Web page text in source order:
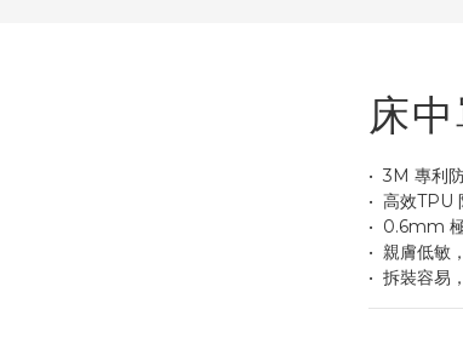
床
•  3M 專利
•  高效TPU
•  0.6mm
•  親膚低敏
•  拆裝容易